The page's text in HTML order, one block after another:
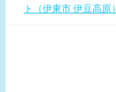
ト（伊東市 伊豆高原）